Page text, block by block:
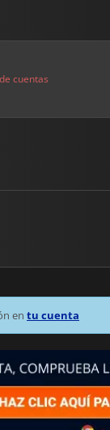
cuentas
en tu cuenta